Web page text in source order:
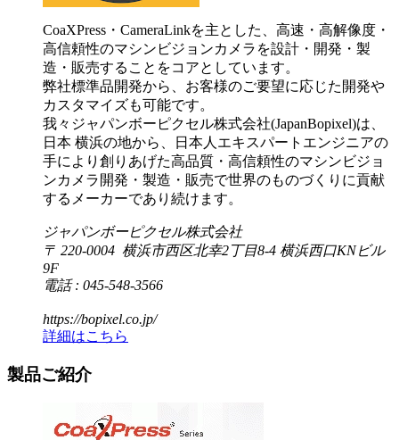
CoaXPress・CameraLinkを主とした、高速・高解像度・
高信頼性のマシンビジョンカメラを設計・開発・製
造・販売することをコアとしています。
弊社標準品開発から、お客様のご要望に応じた開発や
カスタマイズも可能です。
我々ジャパンボーピクセル株式会社(JapanBopixel)は、
日本 横浜の地から、日本人エキスパートエンジニアの
手により創りあげた高品質・高信頼性のマシンビジョ
ンカメラ開発・製造・販売で世界のものづくりに貢献
するメーカーであり続けます。
ジャパンボーピクセル株式会社
〒 220-0004 横浜市西区北幸2丁目8-4 横浜西口KNビル
9F
電話 : 045-548-3566
https://bopixel.co.jp/
詳細はこちら
製品ご紹介